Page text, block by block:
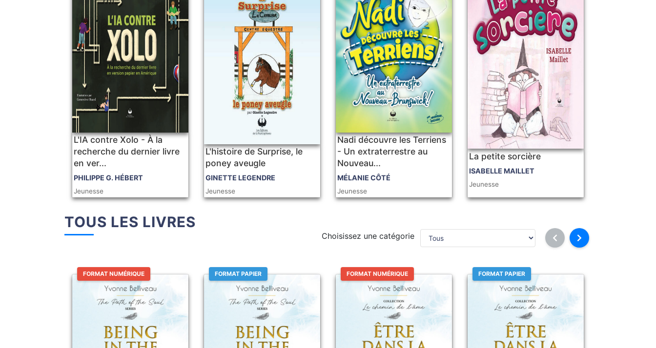
L'IA contre Xolo - À la
recherche du dernier livre
en ver...
PHILIPPE G. HÉBERT
Jeunesse
L'histoire de Surprise, le
poney aveugle
GINETTE LEGENDRE
Jeunesse
Nadi découvre les Terriens
- Un extraterrestre au
Nouveau...
MÉLANIE CÔTÉ
Jeunesse
La petite sorcière
ISABELLE MAILLET
Jeunesse
TOUS LES LIVRES
Choisissez une catégorie
FORMAT NUMÉRIQUE FORMAT PAPIER FORMAT NUMÉRIQUE FORMAT PAPIER